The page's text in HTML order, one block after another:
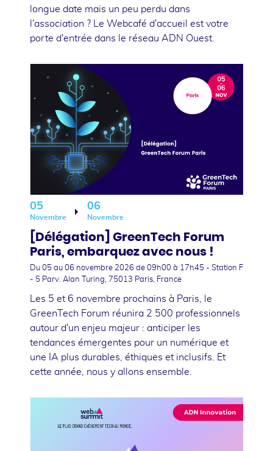
longue date mais un peu perdu dans
l'association ? Le Webcafé d'accueil est votre
porte d'entrée dans le réseau ADN Ouest.
05
Novembre
06
Novembre
[Délégation] GreenTech Forum
Paris, embarquez avec nous !
Du 05 au 06 novembre 2026 de 09h00 à 17h45 - Station F
- 5 Parv. Alan Turing, 75013 Paris, France
Les 5 et 6 novembre prochains à Paris, le
GreenTech Forum réunira 2 500 professionnels
autour d'un enjeu majeur : anticiper les
tendances émergentes pour un numérique et
une IA plus durables, éthiques et inclusifs. Et
cette année, nous y allons ensemble.